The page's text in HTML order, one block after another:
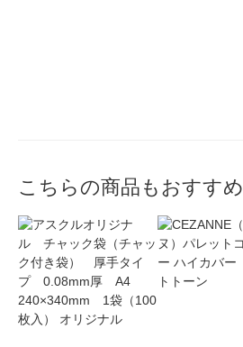
こちらの商品もおすすめ